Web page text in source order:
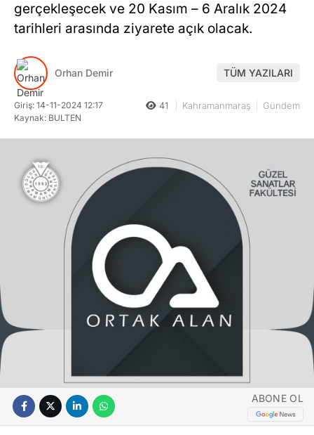
gerçekleşecek ve 20 Kasım – 6 Aralık 2024
tarihleri arasında ziyarete açık olacak.
Orhan Demir TÜM YAZILARI
Giriş: 14-11-2024 12:17
Kaynak: BULTEN
41 Kahramanmaraş Gündem
ABONE OL